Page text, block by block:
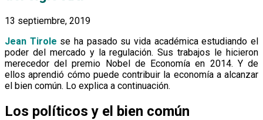
13 septiembre, 2019
Jean Tirole se ha pasado su vida académica estudiando el
poder del mercado y la regulación. Sus trabajos le hicieron
merecedor del premio Nobel de Economía en 2014. Y de
ellos aprendió cómo puede contribuir la economía a alcanzar
el bien común. Lo explica a continuación.
Los políticos y el bien común